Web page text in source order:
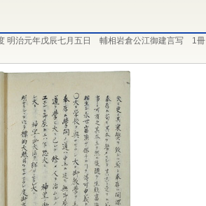
明治元年戊辰七月五日 輔相岩倉公江御建言写 1冊